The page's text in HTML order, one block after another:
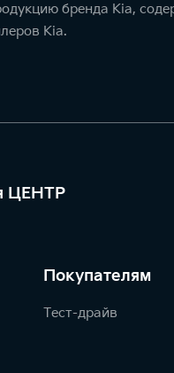
бренда Kia,
Kia.
ЦЕНТР
Покупателям
Тест-драйв